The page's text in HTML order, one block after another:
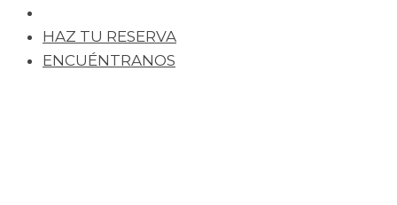
HAZ TU RESERVA
ENCUÉNTRANOS